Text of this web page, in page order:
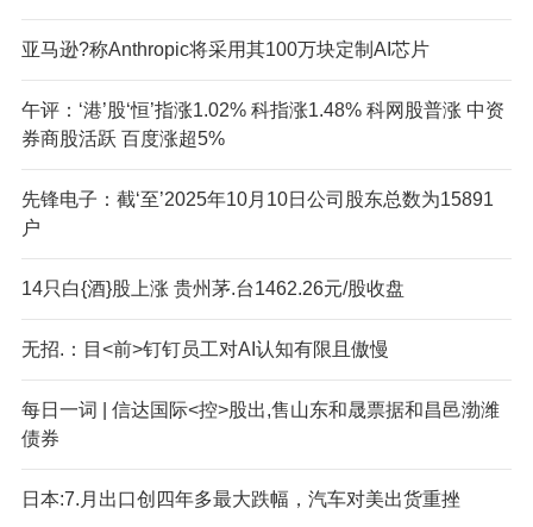
亚马逊?称Anthropic将采用其100万块定制AI芯片
午评：‘港’股‘恒’指涨1.02% 科指涨1.48% 科网股普涨 中资
券商股活跃 百度涨超5%
先锋电子：截‘至’2025年10月10日公司股东总数为15891
户
14只白{酒}股上涨 贵州茅.台1462.26元/股收盘
无招.：目<前>钉钉员工对AI认知有限且傲慢
每日一词 | 信达国际<控>股出,售山东和晟票据和昌邑渤潍
债券
日本:7.月出口创四年多最大跌幅，汽车对美出货重挫